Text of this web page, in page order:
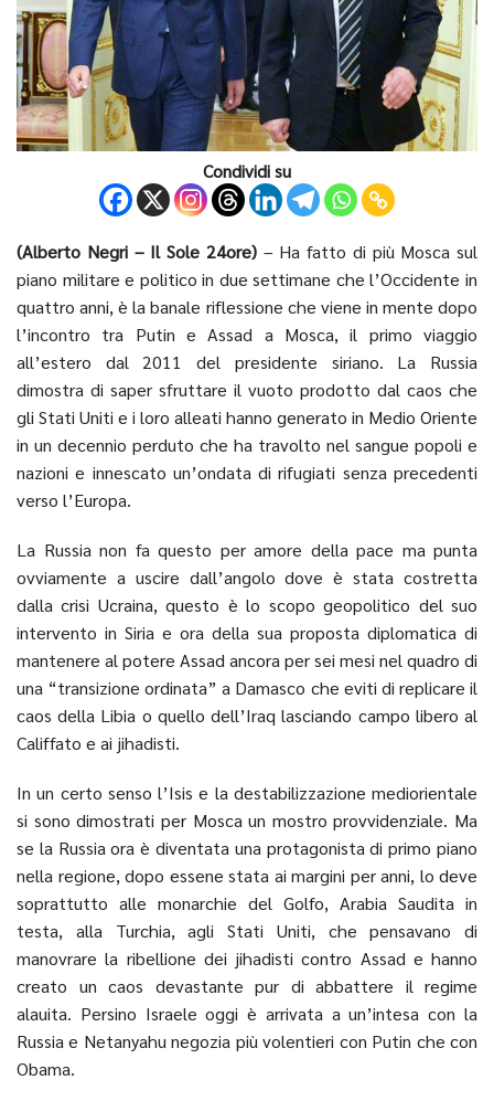
Condividi su
(Alberto Negri – Il Sole 24ore)– Ha fatto di più Mosca sul
piano militare e politico in due settimane che l’Occidente in
quattro anni, è la banale riflessione che viene in mente dopo
l’incontro tra Putin e Assad a Mosca, il primo viaggio
all’estero dal 2011 del presidente siriano. La Russia
dimostra di saper sfruttare il vuoto prodotto dal caos che
gli Stati Uniti e i loro alleati hanno generato in Medio Oriente
in un decennio perduto che ha travolto nel sangue popoli e
nazioni e innescato un’ondata di rifugiati senza precedenti
verso l’Europa.
La Russia non fa questo per amore della pace ma punta
ovviamente a uscire dall’angolo dove è stata costretta
dalla crisi Ucraina, questo è lo scopo geopolitico del suo
intervento in Siria e ora della sua proposta diplomatica di
mantenere al potere Assad ancora per sei mesi nel quadro di
una “transizione ordinata” a Damasco che eviti di replicare il
caos della Libia o quello dell’Iraq lasciando campo libero al
Califfato e ai jihadisti.
In un certo senso l’Isis e la destabilizzazione mediorientale
si sono dimostrati per Mosca un mostro provvidenziale. Ma
se la Russia ora è diventata una protagonista di primo piano
nella regione, dopo essene stata ai margini per anni, lo deve
soprattutto alle monarchie del Golfo, Arabia Saudita in
testa, alla Turchia, agli Stati Uniti, che pensavano di
manovrare la ribellione dei jihadisti contro Assad e hanno
creato un caos devastante pur di abbattere il regime
alauita. Persino Israele oggi è arrivata a un’intesa con la
Russia e Netanyahu negozia più volentieri con Putin che con
Obama.